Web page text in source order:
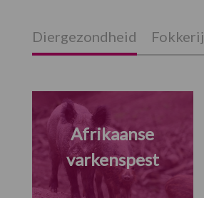
Diergezondheid Fokkerij
Afrikaanse
varkenspest